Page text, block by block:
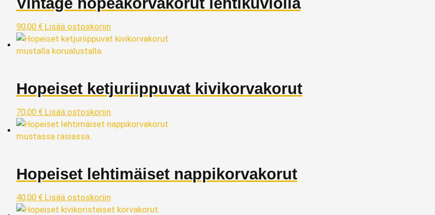
90,00 € Lisää ostoskoriin
Hopeiset ketjuriippuvat kivikorvakorut
70,00 € Lisää ostoskoriin
Hopeiset lehtimäiset nappikorvakorut
40,00 € Lisää ostoskoriin